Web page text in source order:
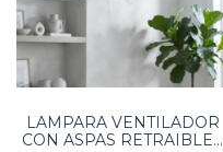
LAMPARA VENTILADOR
CON ASPAS RETRAIBLES